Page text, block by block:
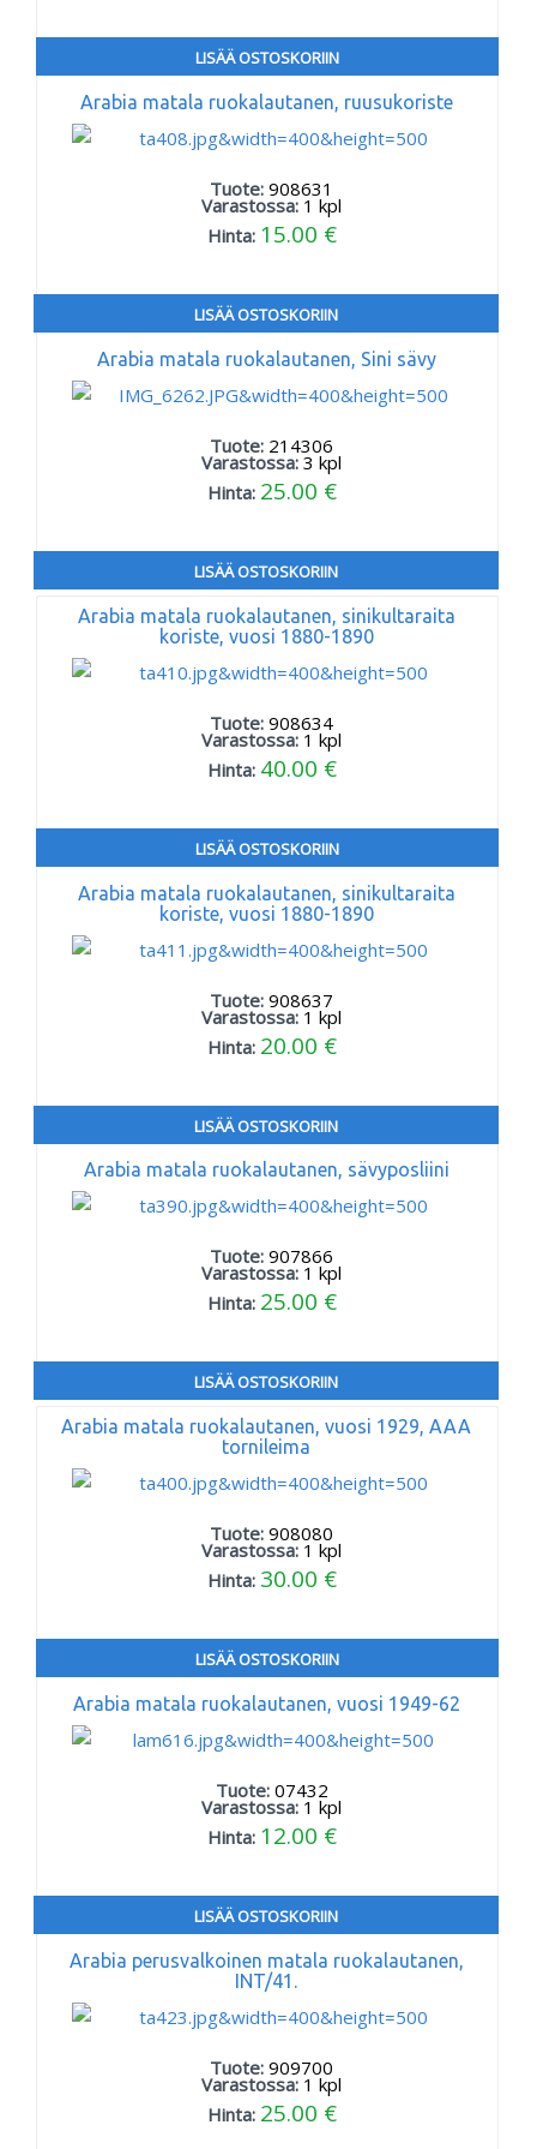
LISÄÄ OSTOSKORIIN
Arabia matala ruokalautanen, ruusukoriste
Tuote:908631
Varastossa: 1 kpl
Hinta: 15.00 €
LISÄÄ OSTOSKORIIN
Arabia matala ruokalautanen, Sini sävy
Tuote: 214306
Varastossa:3 kpl
Hinta: 25.00 €
LISÄÄ OSTOSKORIIN
Arabia matala ruokalautanen, sinikultaraita
koriste, vuosi 1880-1890
Tuote:908634
Varastossa: 1 kpl
Hinta: 40.00 €
LISÄÄ OSTOSKORIIN
Arabia matala ruokalautanen, sinikultaraita
koriste, vuosi 1880-1890
Tuote:908637
Varastossa: 1 kpl
Hinta: 20.00 €
LISÄÄ OSTOSKORIIN
Arabia matala ruokalautanen, sävyposliini
Tuote:907866
Varastossa: 1 kpl
Hinta: 25.00 €
LISÄÄ OSTOSKORIIN
Arabia matala ruokalautanen, vuosi 1929, AAA
tornileima
Tuote:908080
Varastossa: 1 kpl
Hinta: 30.00 €
LISÄÄ OSTOSKORIIN
Arabia matala ruokalautanen, vuosi 1949-62
Tuote: 07432
Varastossa: 1 kpl
Hinta: 12.00 €
LISÄÄ OSTOSKORIIN
Arabia perusvalkoinen matala ruokalautanen,
INT/41.
Tuote:909700
Varastossa: 1 kpl
Hinta: 25.00 €